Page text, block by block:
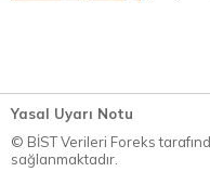
Yasal Uyarı Notu
© BİST Verileri Foreks
sağlanmaktadır.